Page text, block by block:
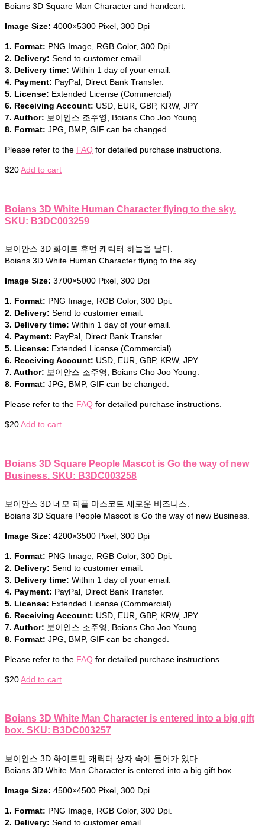
Boians 3D Square Man Character and handcart.
Image Size: 4000×5300 Pixel, 300 Dpi
1. Format: PNG Image, RGB Color, 300 Dpi.
2. Delivery: Send to customer email.
3. Delivery time: Within 1 day of your email.
4. Payment: PayPal, Direct Bank Transfer.
5. License: Extended License (Commercial)
6. Receiving Account: USD, EUR, GBP, KRW, JPY
7. Author: 보이안스 조주영, Boians Cho Joo Young.
8. Format: JPG, BMP, GIF can be changed.
Please refer to the FAQ for detailed purchase instructions.
$20Add to cart
Boians 3D White Human Character flying to the sky.
SKU: B3DC003259
보이안스 3D 화이트 휴먼 캐릭터 하늘을 날다.
Boians 3D White Human Character flying to the sky.
Image Size: 3700×5000 Pixel, 300 Dpi
1. Format: PNG Image, RGB Color, 300 Dpi.
2. Delivery: Send to customer email.
3. Delivery time: Within 1 day of your email.
4. Payment: PayPal, Direct Bank Transfer.
5. License: Extended License (Commercial)
6. Receiving Account: USD, EUR, GBP, KRW, JPY
7. Author: 보이안스 조주영, Boians Cho Joo Young.
8. Format: JPG, BMP, GIF can be changed.
Please refer to the FAQ for detailed purchase instructions.
$20Add to cart
Boians 3D Square People Mascot is Go the way of new
Business. SKU: B3DC003258
보이안스 3D 네모 피플 마스코트 새로운 비즈니스.
Boians 3D Square People Mascot is Go the way of new Business.
Image Size: 4200×3500 Pixel, 300 Dpi
1. Format: PNG Image, RGB Color, 300 Dpi.
2. Delivery: Send to customer email.
3. Delivery time: Within 1 day of your email.
4. Payment: PayPal, Direct Bank Transfer.
5. License: Extended License (Commercial)
6. Receiving Account: USD, EUR, GBP, KRW, JPY
7. Author: 보이안스 조주영, Boians Cho Joo Young.
8. Format: JPG, BMP, GIF can be changed.
Please refer to the FAQ for detailed purchase instructions.
$20Add to cart
Boians 3D White Man Character is entered into a big gift
box. SKU: B3DC003257
보이안스 3D 화이트맨 캐릭터 상자 속에 들어가 있다.
Boians 3D White Man Character is entered into a big gift box.
Image Size: 4500×4500 Pixel, 300 Dpi
1. Format: PNG Image, RGB Color, 300 Dpi.
2. Delivery: Send to customer email.